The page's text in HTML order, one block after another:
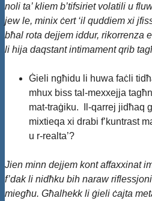
noli ta’ kliem b’tifsiriet volatili u
jew le, minix ċert ‘il quddiem xi
bħal rota dejjem iddur, rikorrenza
li hija daqstant intimament qrib
Ġieli ngħidu li huwa faċli
mhux biss tal-mexxejja
mat-traġiku. Il-qarrej jidħaq
mixtieqa xi drabi f’kuntrast
u r-realta’?
Jien minn dejjem kont affaxxinat
f’dak li nidħku bih naraw
miegħu. Għalhekk li ġieli ċajta